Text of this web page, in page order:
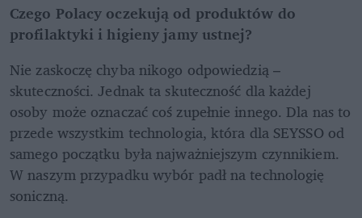
Czego Polacy oczekują od produktów do
profilaktyki i higieny jamy ustnej?
Nie zaskoczę chyba nikogo odpowiedzią –
skuteczności. Jednak ta skuteczność dla każdej
osoby może oznaczać coś zupełnie innego. Dla nas to
przede wszystkim technologia, która dla SEYSSO od
samego początku była najważniejszym czynnikiem.
W naszym przypadku wybór padł na technologię
soniczną.